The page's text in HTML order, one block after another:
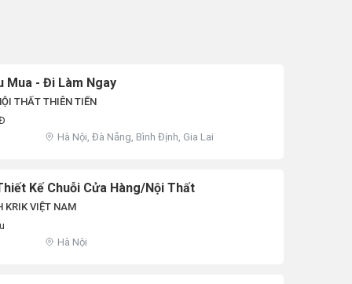
Mua - Đi Làm Ngay
THẤT THIÊN TIẾN
Hà Nội, Đà Nẵng, Bình Định, Gia Lai
Kế Chuỗi Cửa Hàng/Nội Thất
KRIK VIỆT NAM
Hà Nội